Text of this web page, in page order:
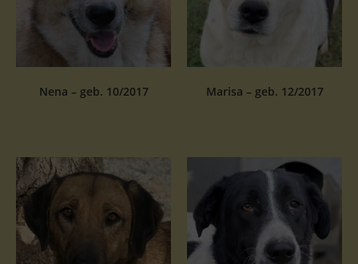
Nena – geb. 10/2017 Marisa – geb. 12/2017